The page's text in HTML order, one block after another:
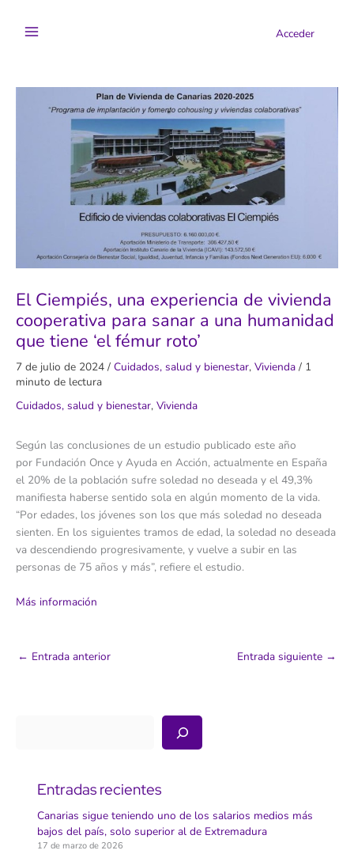
Acceder
El Ciempiés, una experiencia de vivienda
cooperativa para sanar a una humanidad
que tiene ‘el fémur roto’
7 de julio de 2024 / Cuidados, salud y bienestar, Vivienda / 1
minuto de lectura
Cuidados, salud y bienestar, Vivienda
Según las conclusiones de un estudio publicado este año
por Fundación Once y Ayuda en Acción, actualmente en España
el 20% de la población sufre soledad no deseada y el 49,3%
manifiesta haberse sentido sola en algún momento de la vida.
“Por edades, los jóvenes son los que más soledad no deseada
sienten. En los siguientes tramos de edad, la soledad no deseada
va descendiendo progresivamente, y vuelve a subir en las
personas de 75 años y más”, refiere el estudio.
Más información
← Entrada anterior Entrada siguiente →
Entradas recientes
Canarias sigue teniendo uno de los salarios medios más
bajos del país, solo superior al de Extremadura
17 de marzo de 2026